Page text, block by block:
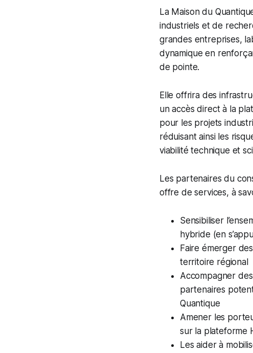
La Maison du
industriels et de
grandes entreprises,
dynamique en
de pointe.
Elle offrira des
un accès direct à la
pour les projets
réduisant ainsi les
viabilité technique et
Les partenaires du
offre de services, à
Sensibiliser
hybride (en
Faire émerger
territoire régional
Accompagner
partenaires
Quantique
Amener les
sur la plateforme
Les aider à